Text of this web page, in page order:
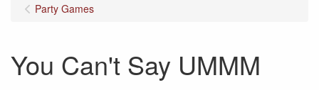
Party Games
You Can't Say UMMM